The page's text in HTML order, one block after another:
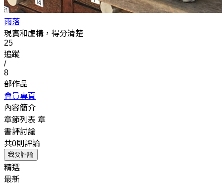
雨落
現實和虛構，得分清楚
25
追蹤
/
8
部作品
會員專頁
內容簡介
章節列表 章
書評討論
共0則評論
我要評論
精選
最新